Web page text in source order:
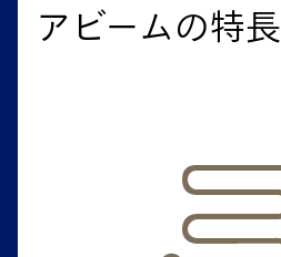
アビームの特長